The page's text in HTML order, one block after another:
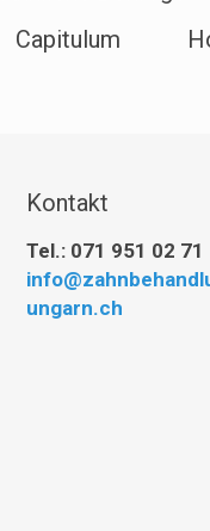
Capitulum
Kontakt
Tel.: 071 951 02 71
ungarn.ch